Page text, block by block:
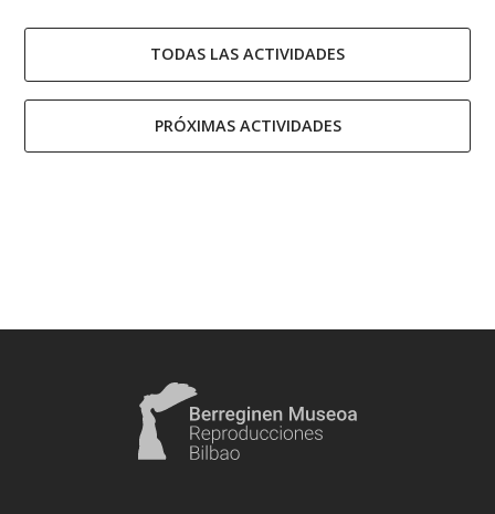
TODAS LAS ACTIVIDADES
PRÓXIMAS ACTIVIDADES